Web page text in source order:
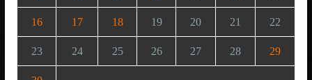
16 17 18 19 20 21 22
23 24 25 26 27 28 29